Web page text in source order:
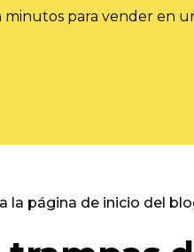
para vender en
a la página de inicio del